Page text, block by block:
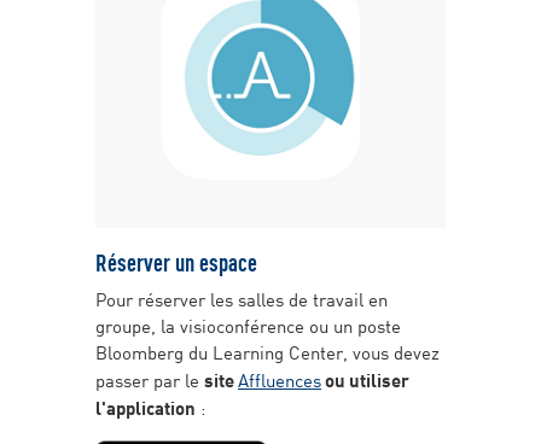
Réserver un espace
Pour réserver les salles de travail en
groupe, la visioconférence ou un poste
Bloomberg du Learning Center, vous devez
passer par le siteAffluencesou utiliser
l'application :